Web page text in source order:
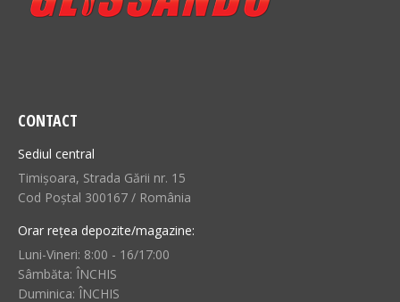
CONTACT
Sediul central
Timișoara, Strada Gării nr. 15
Cod Poștal 300167 / România
Orar rețea depozite/magazine:
Luni-Vineri: 8:00 - 16/17:00
Sâmbăta: ÎNCHIS
Duminica: ÎNCHIS